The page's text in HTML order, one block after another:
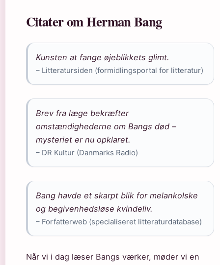
Citater om Herman Bang
Kunsten at fange øjeblikkets glimt.
– Litteratursiden (formidlingsportal for litteratur)
Brev fra læge bekræfter
omstændighederne om Bangs død –
mysteriet er nu opklaret.
– DR Kultur (Danmarks Radio)
Bang havde et skarpt blik for melankolske
og begivenhedsløse kvindeliv.
– Forfatterweb (specialiseret litteraturdatabase)
Når vi i dag læser Bangs værker, møder vi en